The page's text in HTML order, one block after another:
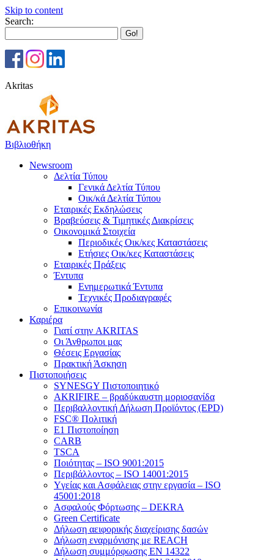
Skip to content
Search:
Akritas
Βιβλιοθήκη
Newsroom
Δελτία Τύπου
Γενικά Δελτία Τύπου
Οικ/κά Δελτία Τύπου
Εταιρικές Εκδηλώσεις
Βραβεύσεις & Τιμητικές Διακρίσεις
Οικονομικά Στοιχεία
Περιοδικές Οικ/κες Καταστάσεις
Ετήσιες Οικ/κες Καταστάσεις
Εταιρικές Πράξεις
Έντυπα
Ενημερωτικά Έντυπα
Τεχνικές Προδιαγραφές
Επικοινωνία
Καριέρα
Γιατί στην AKRITAS
Οι Άνθρωποι μας
Θέσεις Εργασίας
Πρακτική Άσκηση
Πιστοποιήσεις
SYNESGY Πιστοποιητικό
AKRIFIRE – βραδύκαυστη μοριοσανίδα
Περιβαλλοντική Δήλωση Προϊόντος (EPD)
FSC® Πολιτική
E1 Πιστοποίηση
CARB
TSCA
Πoιότητας – ISO 9001:2015
Περιβάλλοντος – ISO 14001:2015
Yγείας και Ασφάλειας στην εργασία – ISO
45001:2018
Ασφαλούς Φόρτωσης – DEKRA
Green Certificate
Δήλωση αειφορικής διαχείρισης δασών
Δήλωση εναρμόνισης με REACH
Δήλωση συμμόρφωσης EN 14322